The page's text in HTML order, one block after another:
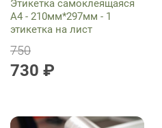
Этикетка самоклеящаяся
А4 - 210мм*297мм - 1
этикетка на лист
730 ₽
750